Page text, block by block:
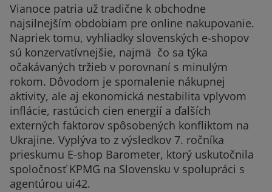
Vianoce patria už tradične k obchodne
najsilnejším obdobiam pre online nakupovanie.
Napriek tomu, vyhliadky slovenských e-shopov
sú konzervatívnejšie, najmä čo sa týka
očakávaných tržieb v porovnaní s minulým
rokom. Dôvodom je spomalenie nákupnej
aktivity, ale aj ekonomická nestabilita vplyvom
inflácie, rastúcich cien energií a ďalších
externých faktorov spôsobených konfliktom na
Ukrajine. Vyplýva to z výsledkov 7. ročníka
prieskumu E-shop Barometer, ktorý uskutočnila
spoločnosť KPMG na Slovensku v spolupráci s
agentúrou ui42.